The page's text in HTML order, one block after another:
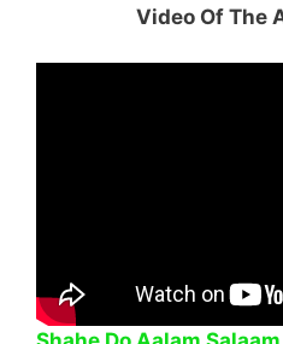
Video Of The